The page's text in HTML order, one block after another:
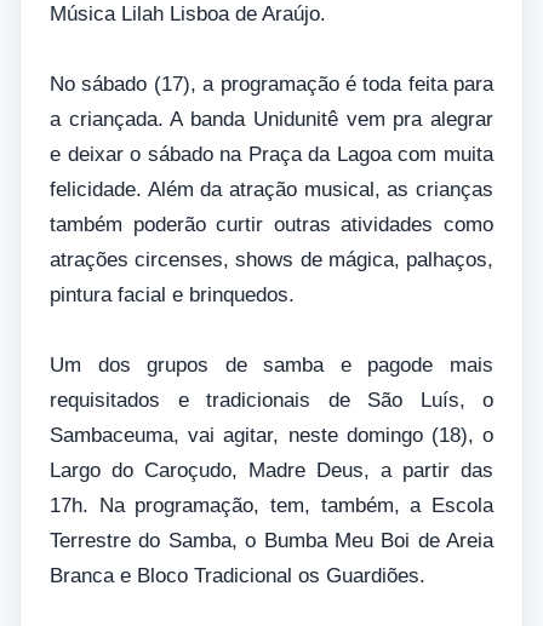
Música Lilah Lisboa de Araújo.
No sábado (17), a programação é toda feita para
a criançada. A banda Unidunitê vem pra alegrar
e deixar o sábado na Praça da Lagoa com muita
felicidade. Além da atração musical, as crianças
também poderão curtir outras atividades como
atrações circenses, shows de mágica, palhaços,
pintura facial e brinquedos.
Um dos grupos de samba e pagode mais
requisitados e tradicionais de São Luís, o
Sambaceuma, vai agitar, neste domingo (18), o
Largo do Caroçudo, Madre Deus, a partir das
17h. Na programação, tem, também, a Escola
Terrestre do Samba, o Bumba Meu Boi de Areia
Branca e Bloco Tradicional os Guardiões.